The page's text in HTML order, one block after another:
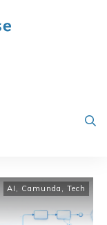
AI Camunda Tech